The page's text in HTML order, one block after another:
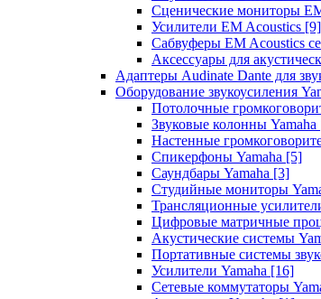
Сценические мониторы
Усилители EM Acoustics [9]
Сабвуферы EM Acoustics
Аксессуары для
Адаптеры Audinate Dante для
Оборудование звукоусиления
Потолочные
Звуковые колонны Yamaha
Настенные
Спикерфоны Yamaha [5]
Саундбары Yamaha [3]
Студийные мониторы
Трансляционные
Цифровые матричные
Акустические системы
Портативные системы
Усилители Yamaha [16]
Сетевые коммутаторы